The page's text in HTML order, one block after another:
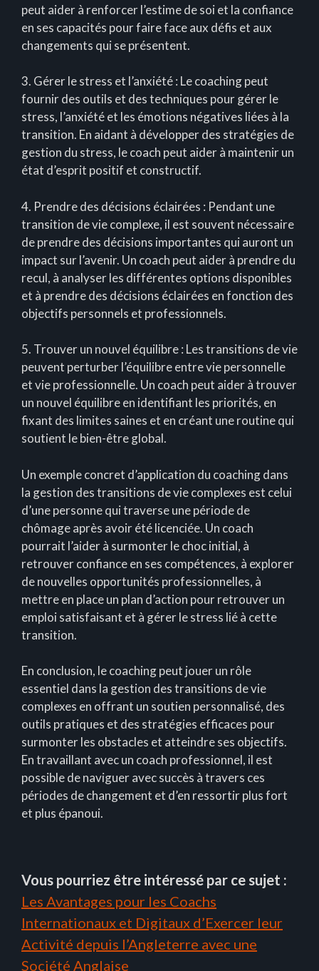
peut aider à renforcer l’estime de soi et la confiance
en ses capacités pour faire face aux défis et aux
changements qui se présentent.
3. Gérer le stress et l’anxiété : Le coaching peut
fournir des outils et des techniques pour gérer le
stress, l’anxiété et les émotions négatives liées à la
transition. En aidant à développer des stratégies de
gestion du stress, le coach peut aider à maintenir un
état d’esprit positif et constructif.
4. Prendre des décisions éclairées : Pendant une
transition de vie complexe, il est souvent nécessaire
de prendre des décisions importantes qui auront un
impact sur l’avenir. Un coach peut aider à prendre du
recul, à analyser les différentes options disponibles
et à prendre des décisions éclairées en fonction des
objectifs personnels et professionnels.
5. Trouver un nouvel équilibre : Les transitions de vie
peuvent perturber l’équilibre entre vie personnelle
et vie professionnelle. Un coach peut aider à trouver
un nouvel équilibre en identifiant les priorités, en
fixant des limites saines et en créant une routine qui
soutient le bien-être global.
Un exemple concret d’application du coaching dans
la gestion des transitions de vie complexes est celui
d’une personne qui traverse une période de
chômage après avoir été licenciée. Un coach
pourrait l’aider à surmonter le choc initial, à
retrouver confiance en ses compétences, à explorer
de nouvelles opportunités professionnelles, à
mettre en place un plan d’action pour retrouver un
emploi satisfaisant et à gérer le stress lié à cette
transition.
En conclusion, le coaching peut jouer un rôle
essentiel dans la gestion des transitions de vie
complexes en offrant un soutien personnalisé, des
outils pratiques et des stratégies efficaces pour
surmonter les obstacles et atteindre ses objectifs.
En travaillant avec un coach professionnel, il est
possible de naviguer avec succès à travers ces
périodes de changement et d’en ressortir plus fort
et plus épanoui.
Vous pourriez être intéressé par ce sujet :
Les Avantages pour les Coachs
Internationaux et Digitaux d’Exercer leur
Activité depuis l’Angleterre avec une
Société Anglaise